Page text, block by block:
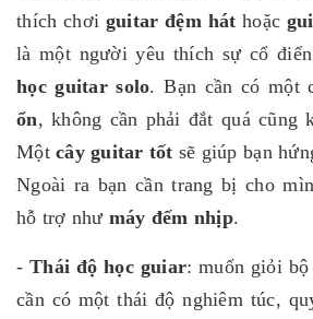
thích chơi guitar đệm hát hoặc
là một người yêu thích sự cổ
học guitar solo. Bạn cần có một
ổn, không cần phải đắt quá cũng
Mộtcây guitar tốt sẽ giúp bạn
Ngoài ra bạn cần trang bị cho
hỗ trợ như máy đếm nhịp.
-Thái độ học guiar: muốn giỏi bộ
cần có một thái độ nghiêm túc,